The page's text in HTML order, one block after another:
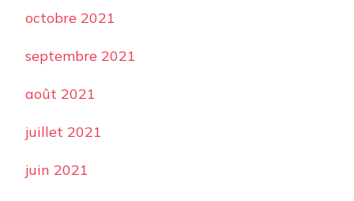
octobre 2021
septembre 2021
août 2021
juillet 2021
juin 2021